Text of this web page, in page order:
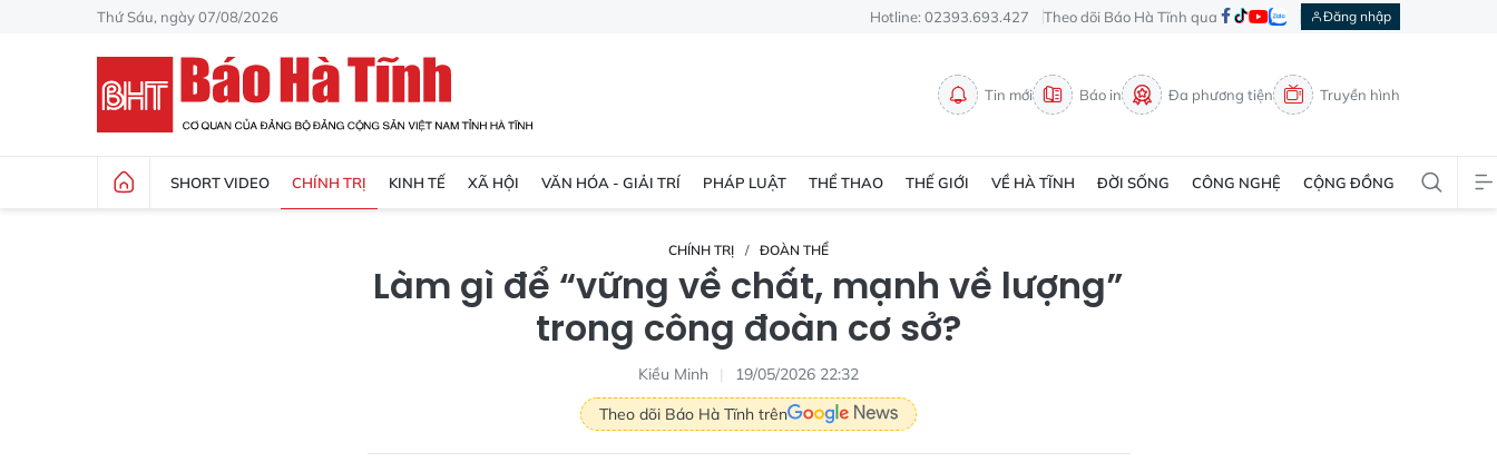
Thứ Sáu, ngày 07/08/2026 Hotline: 02393.693.427 Theo dõi Báo Hà Tĩnh qua Đăng nhập
Tin mới Báo in Đa phương tiện Truyền hình
SHORT VIDEO CHÍNH TRỊ KINH TẾ XÃ HỘI VĂN HÓA - GIẢI TRÍ PHÁP LUẬT THỂ THAO THẾ GIỚI VỀ HÀ TĨNH ĐỜI SỐNG CÔNG NGHỆ CỘNG ĐỒNG
CHÍNH TRỊ ĐOÀN THỂ
Làm gì để “vững về chất, mạnh về lượng”
trong công đoàn cơ sở?
Kiều Minh
19/05/2026 22:32
Theo dõi Báo Hà Tĩnh trên